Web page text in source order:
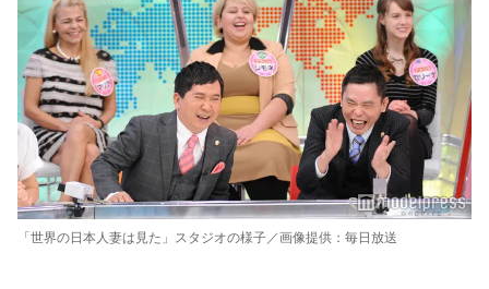
「世界の日本人妻は見た」スタジオの様子／画像提供：毎日放送